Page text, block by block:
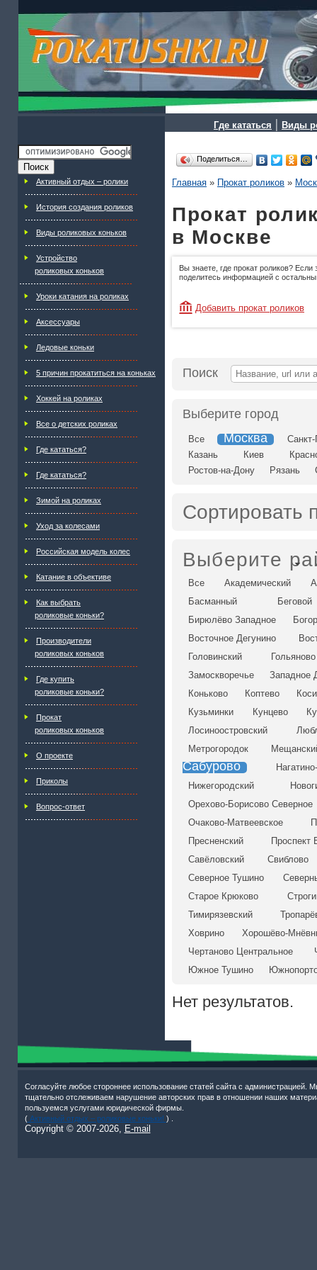
Где кататься | Виды
Активный отдых – ролики
История создания роликов
Виды роликовых коньков
Устройство
роликовых коньков
Уроки катания на роликах
Аксессуары
Ледовые коньки
5 причин прокатиться на коньках
Хоккей на роликах
Все о детских роликах
Где кататься?
Где кататься?
Зимой на роликах
Уход за колесами
Российская модель колес
Катание в объективе
Как выбрать
роликовые коньки?
Производители
роликовых коньков
Где купить
роликовые коньки?
Прокат
роликовых коньков
О проекте
Приколы
Вопрос-ответ
Поделиться…
Главная » Прокат роликов »
Прокат
в Москве
Вы знаете, где прокат роликов? Если
поделитесь информацией с
Добавить прокат роликов
Поиск
Выберите город
Все Москва
Санкт-
Казань
Киев
Ростов-на-Дону
Рязань
Сортировать
Выберите
Все Академический
Басманный
Беговой
Бирюлёво Западное
Восточное Дегунино
Головинский
Гольяново
Замоскворечье
Западное
Коньково
Коптево
Кузьминки
Кунцево
Лосиноостровский
Метрогородок
Сабурово
Нижегородский
Орехово-Борисово Северное
Очаково-Матвеевское
Пресненский
Проспект
Савёловский
Свиблово
Северное Тушино
Старое Крюково
Тимирязевский
Ховрино
Хорошёво-
Чертаново Центральное
Южное Тушино
Нет результатов.
Согласуйте любое стороннее использование статей сайта с администрацией.
тщательно отслеживаем нарушение авторских прав в отношении наших
пользуемся услугами юридической фирмы.
(Активный отдых – роликовые коньки! ) .
Copyright © 2007-2026, E-mail